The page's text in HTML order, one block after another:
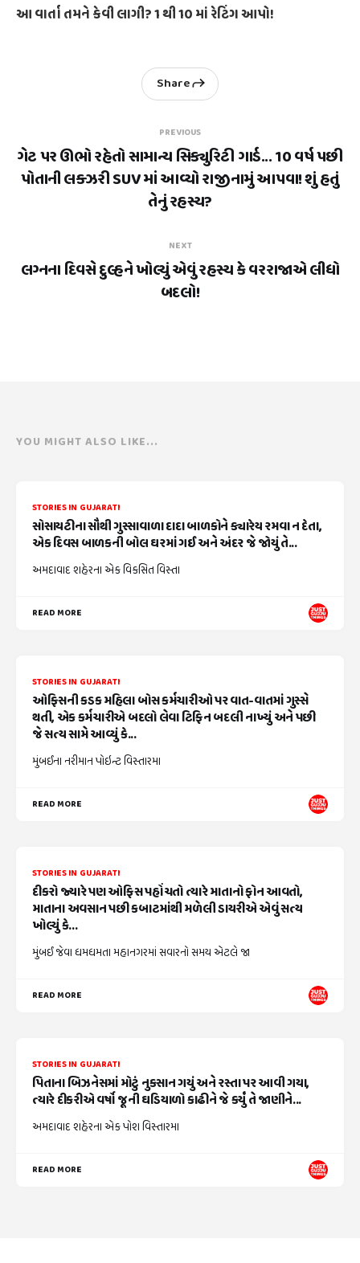
આ વાર્તા તમને કેવી લાગી? 1 થી 10 માં રેટિંગ આપો!
PREVIOUS
ગેટ પર ઊભો રહેતો સામાન્ય સિક્યુરિટી ગાર્ડ... 10 વર્ષ પછી
પોતાની લક્ઝરી SUV માં આવ્યો રાજીનામું આપવા! શું હતું
તેનું રહસ્ય?
Share
NEXT
લગ્નના દિવસે દુલ્હને ખોલ્યું એવું રહસ્ય કે વરરાજાએ લીધો
બદલો!
YOU MIGHT ALSO LIKE...
STORIES IN GUJARATI
સોસાયટીના સૌથી ગુસ્સાવાળા દાદા બાળકોને ક્યારેય રમવા ન દેતા,
એક દિવસ બાળકની બોલ ઘરમાં ગઈ અને અંદર જે જોયું તે...
અમદાવાદ શહેરના એક વિકસિત વિસ્તા
READ MORE
STORIES IN GUJARATI
ઓફિસની કડક મહિલા બોસ કર્મચારીઓ પર વાત-વાતમાં ગુસ્સે
થતી, એક કર્મચારીએ બદલો લેવા ટિફિન બદલી નાખ્યું અને પછી
જે સત્ય સામે આવ્યું કે...
મુંબઈના નરીમાન પોઇન્ટ વિસ્તારમા
READ MORE
STORIES IN GUJARATI
દીકરો જ્યારે પણ ઓફિસ પહોંચતો ત્યારે માતાનો ફોન આવતો,
માતાના અવસાન પછી કબાટમાંથી મળેલી ડાયરીએ એવું સત્ય
ખોલ્યું કે...
મુંબઈ જેવા ધમધમતા મહાનગરમાં સવારનો સમય એટલે જા
READ MORE
STORIES IN GUJARATI
પિતાના બિઝનેસમાં મોટું નુકસાન ગયું અને રસ્તા પર આવી ગયા,
ત્યારે દીકરીએ વર્ષો જૂની ઘડિયાળો કાઢીને જે કર્યું તે જાણીને...
અમદાવાદ શહેરના એક પોશ વિસ્તારમા
READ MORE